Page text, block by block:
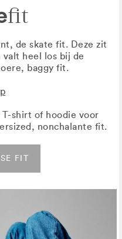
fit
de skate fit. Deze zit
valt heel los bij de
baggy fit.
shirt of hoodie voor
nonchalante fit.
FIT